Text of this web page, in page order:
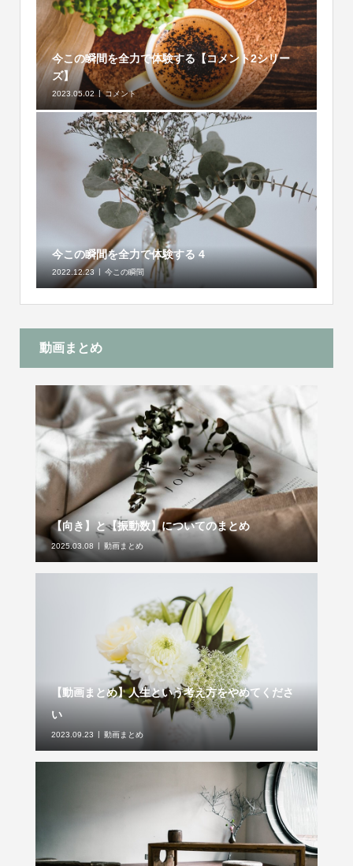
今この瞬間を全力で体験する【コメント2シリー
ズ】
2023.05.02 コメント
今この瞬間を全力で体験する 4
2022.12.23 今この瞬間
動画まとめ
【向き】と【振動数】についてのまとめ
2025.03.08 動画まとめ
【動画まとめ】人生という考え方をやめてくださ
い
2023.09.23 動画まとめ